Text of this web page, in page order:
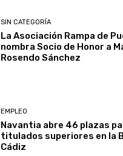
SIN CATEGORÍA
La Asociación Rampa de
nombra Socio de Honor a
Rosendo Sánchez
EMPLEO
Navantia abre 46 plazas
titulados superiores en la
Cádiz